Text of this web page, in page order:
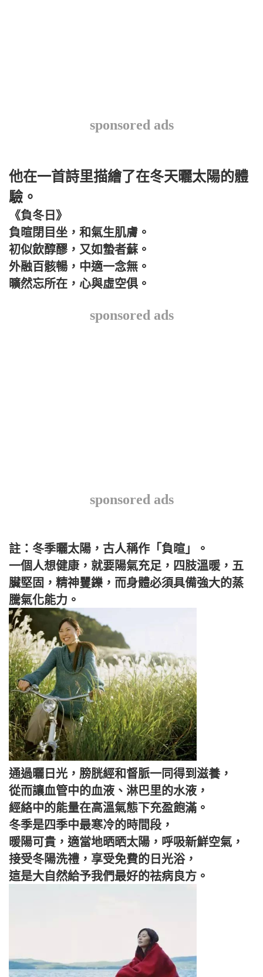
sponsored ads
他在一首詩里描繪了在冬天曬太陽的體
驗。
《負冬日》
負暄閉目坐，和氣生肌膚。
初似飲醇醪，又如蟄者蘇。
外融百骸暢，中適一念無。
曠然忘所在，心與虛空俱。
sponsored ads
sponsored ads
註：冬季曬太陽，古人稱作「負暄」。
一個人想健康，就要陽氣充足，四肢溫暖，五
臟堅固，精神矍鑠，而身體必須具備強大的蒸
騰氣化能力。
通過曬日光，膀胱經和督脈一同得到滋養，
從而讓血管中的血液、淋巴里的水液，
經絡中的能量在高溫氣態下充盈飽滿。
冬季是四季中最寒冷的時間段，
暖陽可貴，適當地晒晒太陽，呼吸新鮮空氣，
接受冬陽洗禮，享受免費的日光浴，
這是大自然給予我們最好的祛病良方。